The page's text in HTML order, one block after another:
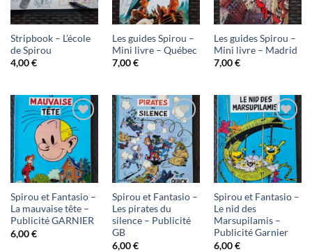
liste
Stripbook – L’école
de Spirou
4,00€
liste
Les guides Spirou –
Mini livre – Québec
7,00€
liste
Les guides Spirou –
Mini livre – Madrid
7,00€
Ajouter
à ma
liste
Spirou et Fantasio –
La mauvaise tête –
Publicité GARNIER
6,00€
Ajouter
à ma
liste
Spirou et Fantasio –
Les pirates du
silence – Publicité
GB
6,00€
Ajouter
à ma
liste
Spirou et Fantasio –
Le nid des
Marsupilamis –
Publicité Garnier
6,00€